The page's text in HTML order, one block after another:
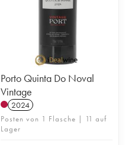
Porto Quinta Do Noval
Vintage
2024
Posten von 1 Flasche | 11 auf
Lager